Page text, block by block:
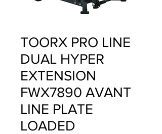
TOORX PRO LINE
DUAL HYPER
EXTENSION
FWX7890 AVANT
LINE PLATE
LOADED